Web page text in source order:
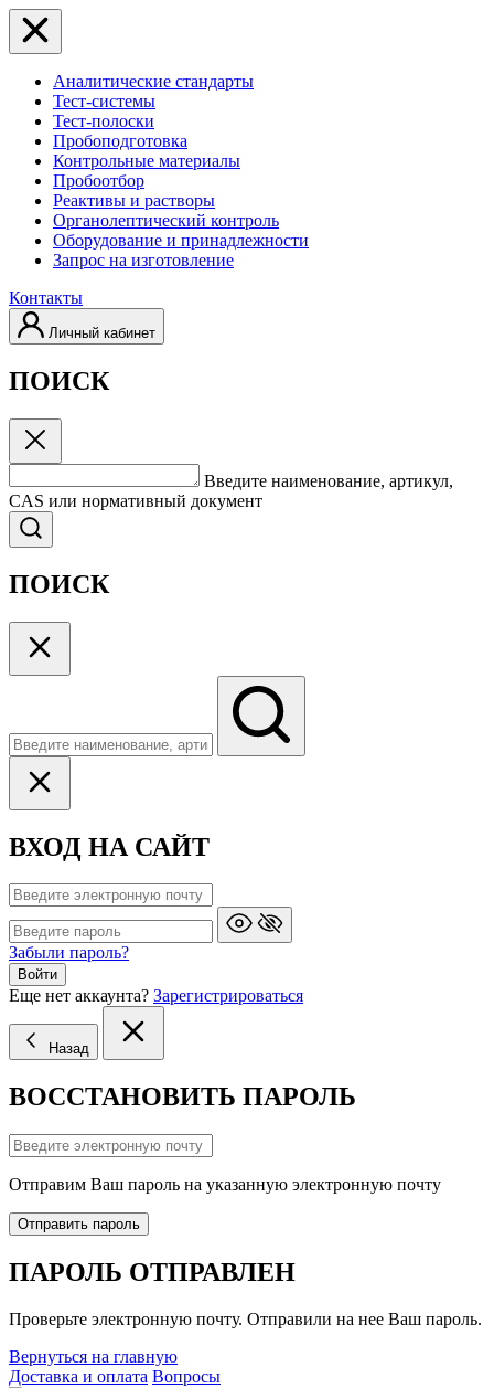
Аналитические стандарты
Тест-системы
Тест-полоски
Пробоподготовка
Контрольные материалы
Пробоотбор
Реактивы и растворы
Органолептический контроль
Оборудование и принадлежности
Запрос на изготовление
Контакты
Личный кабинет
ПОИСК
Введите наименование, артикул,
CAS или нормативный документ
ПОИСК
ВХОД НА САЙТ
Забыли пароль?
Войти
Еще нет аккаунта? Зарегистрироваться
Назад
ВОССТАНОВИТЬ ПАРОЛЬ
Отправим Ваш пароль на указанную электронную почту
Отправить пароль
ПАРОЛЬ ОТПРАВЛЕН
Проверьте электронную почту. Отправили на нее Ваш пароль.
Вернуться на главную
Доставка и оплата Вопросы